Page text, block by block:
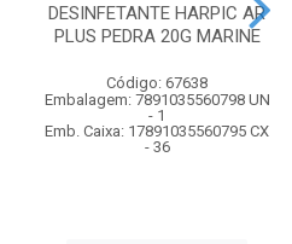
DESINFETANTE HARPIC AR
PLUS PEDRA 20G MARINE
Código: 67638
Embalagem: 7891035560798 UN
- 1
Emb. Caixa: 17891035560795 CX
- 36